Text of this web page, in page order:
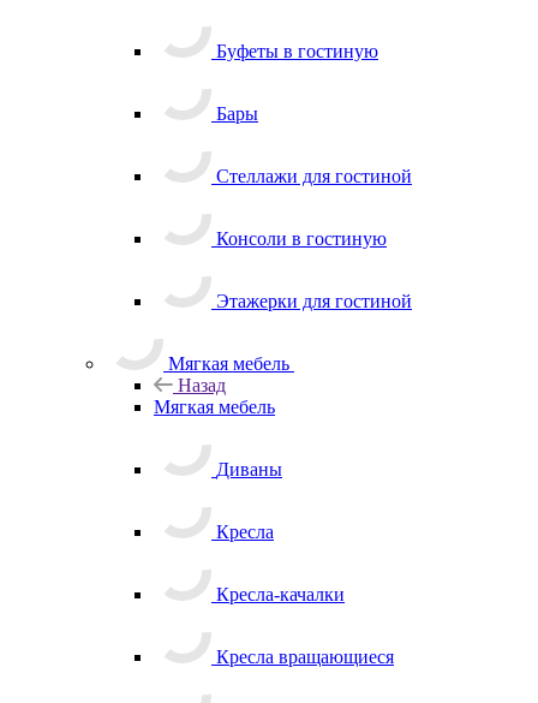
Буфеты в гостиную
Бары
Стеллажи для гостиной
Консоли в гостиную
Этажерки для гостиной
Мягкая мебель
Назад
Мягкая мебель
Диваны
Кресла
Кресла-качалки
Кресла вращающиеся